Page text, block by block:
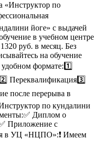
«Инструктор по
йоге» с выдачей
в учебном центре
руб. в месяц. Без
на обучение
формате:1️⃣
Переквалификация3️⃣
после перерыва в
по кундалини
Диплом о
Приложение с
в УЦ «НЦПО»:❗️ Имеем